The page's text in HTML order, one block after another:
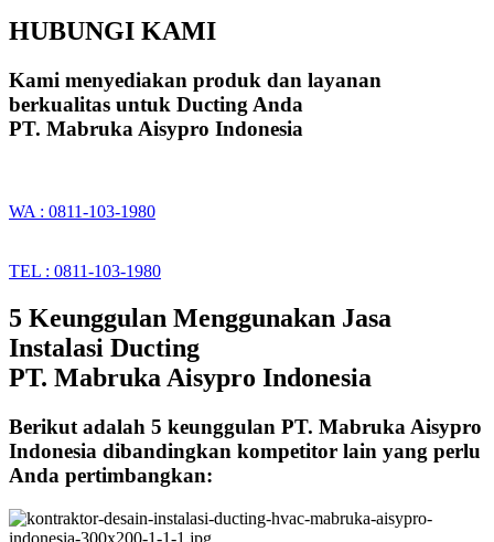
HUBUNGI KAMI
Kami menyediakan produk dan layanan
berkualitas untuk Ducting Anda
PT. Mabruka Aisypro Indonesia
WA : 0811-103-1980
TEL : 0811-103-1980
5 Keunggulan Menggunakan Jasa
Instalasi Ducting
PT. Mabruka Aisypro Indonesia
Berikut adalah 5 keunggulan PT. Mabruka Aisypro
Indonesia dibandingkan kompetitor lain yang perlu
Anda pertimbangkan: